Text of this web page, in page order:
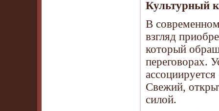
Культурный
В
взгляд
который
переговорах.
Свежий,
силой.